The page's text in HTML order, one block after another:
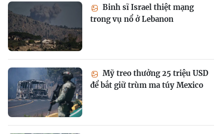
Binh sĩ Israel thiệt mạng
trong vụ nổ ở Lebanon
Mỹ treo thưởng 25 triệu USD
để bắt giữ trùm ma túy Mexico